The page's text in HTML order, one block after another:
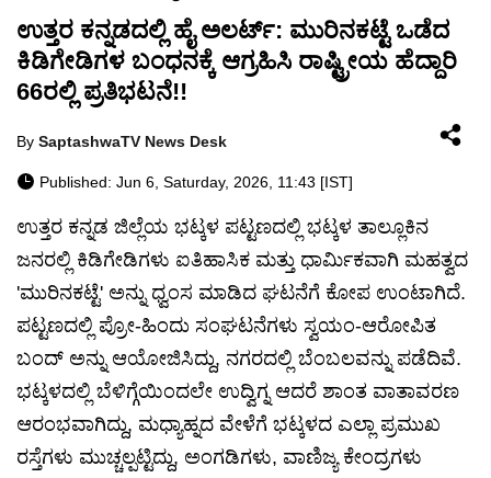
ಉತ್ತರ ಕನ್ನಡದಲ್ಲಿ ಹೈ ಅಲರ್ಟ್: ಮುರಿನಕಟ್ಟೆ ಒಡೆದ
ಕಿಡಿಗೇಡಿಗಳ ಬಂಧನಕ್ಕೆ ಆಗ್ರಹಿಸಿ ರಾಷ್ಟ್ರೀಯ ಹೆದ್ದಾರಿ
66ರಲ್ಲಿ ಪ್ರತಿಭಟನೆ!!
By SaptashwaTV News Desk
Published: Jun 6, Saturday, 2026, 11:43 [IST]
ಉತ್ತರ ಕನ್ನಡ ಜಿಲ್ಲೆಯ ಭಟ್ಕಳ ಪಟ್ಟಣದಲ್ಲಿ ಭಟ್ಕಳ ತಾಲ್ಲೂಕಿನ
ಜನರಲ್ಲಿ ಕಿಡಿಗೇಡಿಗಳು ಐತಿಹಾಸಿಕ ಮತ್ತು ಧಾರ್ಮಿಕವಾಗಿ ಮಹತ್ವದ
'ಮುರಿನಕಟ್ಟೆ' ಅನ್ನು ಧ್ವಂಸ ಮಾಡಿದ ಘಟನೆಗೆ ಕೋಪ ಉಂಟಾಗಿದೆ.
ಪಟ್ಟಣದಲ್ಲಿ ಪ್ರೋ-ಹಿಂದು ಸಂಘಟನೆಗಳು ಸ್ವಯಂ-ಆರೋಪಿತ
ಬಂದ್ ಅನ್ನು ಆಯೋಜಿಸಿದ್ದು, ನಗರದಲ್ಲಿ ಬೆಂಬಲವನ್ನು ಪಡೆದಿವೆ.
ಭಟ್ಕಳದಲ್ಲಿ ಬೆಳಿಗ್ಗೆಯಿಂದಲೇ ಉದ್ವಿಗ್ನ ಆದರೆ ಶಾಂತ ವಾತಾವರಣ
ಆರಂಭವಾಗಿದ್ದು, ಮಧ್ಯಾಹ್ನದ ವೇಳೆಗೆ ಭಟ್ಕಳದ ಎಲ್ಲಾ ಪ್ರಮುಖ
ರಸ್ತೆಗಳು ಮುಚ್ಚಲ್ಪಟ್ಟಿದ್ದು, ಅಂಗಡಿಗಳು, ವಾಣಿಜ್ಯ ಕೇಂದ್ರಗಳು